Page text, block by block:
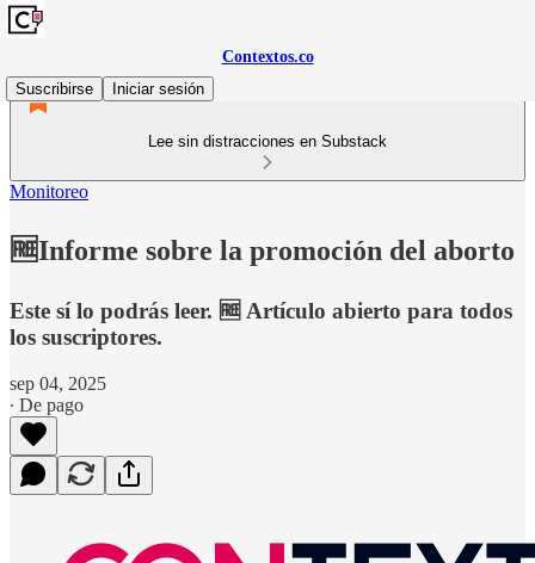
Contextos.co
Suscribirse
Iniciar sesión
Lee sin distracciones en Substack
Monitoreo
🆓Informe sobre la promoción del aborto
Este sí lo podrás leer. 🆓 Artículo abierto para todos
los suscriptores.
sep 04, 2025
∙ De pago